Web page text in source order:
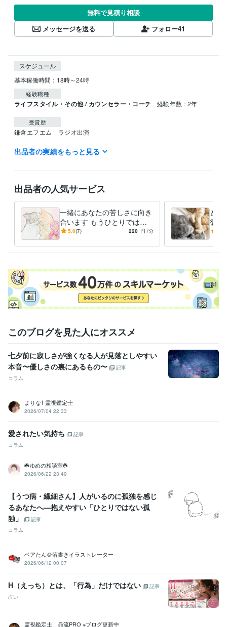
無料で見積り相談
メッセージを送る
フォロー41
スケジュール
経験職種
ライフスタイル・その他 / カウンセラー・コーチ 経験年数 : 2年
受賞歴
鎌倉エフエム　ラジオ出演
資格・検定
社会福祉士 取得年 : 2008年
悩み相談・カウンセリング
本当の悩み・本当の苦しみを一緒に吐き
出す
メンタル・日常・思考
イラスト作成・漫画制作 ペットとの想い出をイラストに
出品者の実績をもっと見る
出品者の人気サービス
一緒にあなたの苦しさに向き
合います もうひとりでは抱
え込めないあなたの力に
5.0(7) 220 円 /分
とに
欲し
軽に
このブログを見た人にオススメ
七夕前に寂しさが強くなる人が見落としやすい
本音〜優しさの裏にあるもの〜
記事
コラム
まりな⌇ 霊視鑑定士
2026/07/04 22:33
愛されたい気持ち
記事
コラム
☘️ゆめの相談室☘️
2026/06/22 23:49
【うつ病・繊細さん】人がいるのに孤独を感じ
るあなたへ—抱えやすい「ひとりではない孤
独」
記事
コラム
ベアたん＠落書きイラストレーター
2026/06/12 00:07
H（えっち）とは、「行為」だけではない
記事
占い
霊視鑑定士 昴流PRO ※ブログ更新中